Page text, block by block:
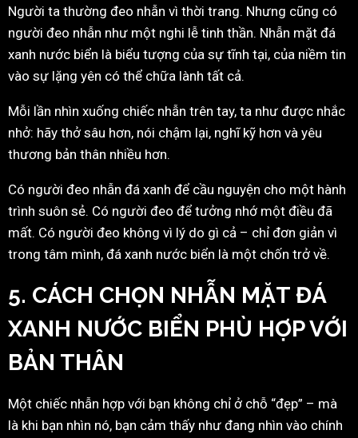
Người ta thường đeo nhẫn vì thời trang. Nhưng cũng có
người đeo nhẫn như một nghi lễ tinh thần. Nhẫn mặt đá
xanh nước biển là biểu tượng của sự tĩnh tại, của niềm tin
vào sự lặng yên có thể chữa lành tất cả.
Mỗi lần nhìn xuống chiếc nhẫn trên tay, ta như được nhắc
nhở: hãy thở sâu hơn, nói chậm lại, nghĩ kỹ hơn và yêu
thương bản thân nhiều hơn.
Có người đeo nhẫn đá xanh để cầu nguyện cho một hành
trình suôn sẻ. Có người đeo để tưởng nhớ một điều đã
mất. Có người đeo không vì lý do gì cả – chỉ đơn giản vì
trong tâm mình, đá xanh nước biển là một chốn trở về.
5. CÁCH CHỌN NHẪN MẶT ĐÁ
XANH NƯỚC BIỂN PHÙ HỢP VỚI
BẢN THÂN
Một chiếc nhẫn hợp với bạn không chỉ ở chỗ “đẹp” – mà
là khi bạn nhìn nó, bạn cảm thấy như đang nhìn vào chính